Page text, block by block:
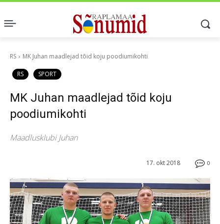
RS MK Juhan maadlejad tõid koju poodiumikohti
RS SPORT
MK Juhan maadlejad tõid koju
poodiumikohti
Maadlusklubi Juhan
0
17. okt 2018